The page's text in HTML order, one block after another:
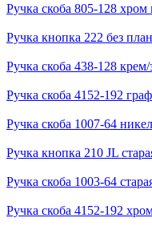
Ручка скоба 805-128
Ручка кнопка 222 без
Ручка скоба 438-128 крем/
Ручка скоба 4152-192
Ручка скоба 1007-64
Ручка кнопка 210 JL
Ручка скоба 1003-64
Ручка скоба 4152-192